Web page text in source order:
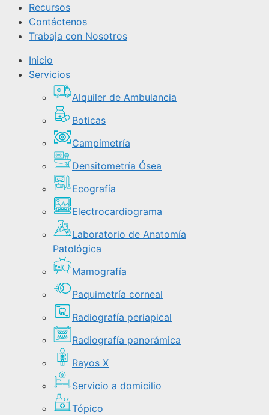
Recursos
Contáctenos
Trabaja con Nosotros
Inicio
Servicios
Alquiler de Ambulancia
Boticas
Campimetría
Densitometría Ósea
Ecografía
Electrocardiograma
Laboratorio de Anatomía
Patológica
Mamografía
Paquimetría corneal
Radiografía periapical
Radiografía panorámica
Rayos X
Servicio a domicilio
Tópico